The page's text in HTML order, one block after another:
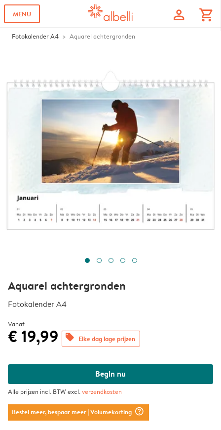
MENU profile shopping_cart
Fotokalender A4 Aquarel achtergronden
Aquarel achtergronden
Fotokalender A4
Vanaf
€ 19,99 offers Elke dag lage prijzen
Begin nu
Alle prijzen incl. BTW excl.verzendkosten
Bestel meer, bespaar meer| Volumekorting question_mark_circle